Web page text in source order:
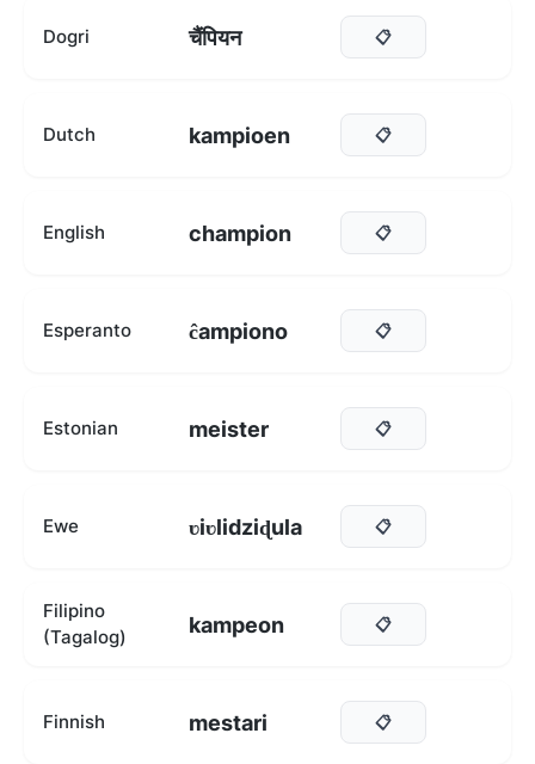
Dogri चैंपियन 📋
Dutch kampioen 📋
English champion 📋
Esperanto ĉampiono 📋
Estonian meister 📋
Ewe ʋiʋlidziɖula 📋
Filipino
(Tagalog)
kampeon 📋
Finnish mestari 📋